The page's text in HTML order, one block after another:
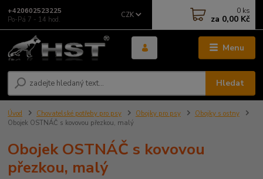
Menu
CZK
Hledat
+420602523225
Po-Pá 7 - 14 hod.
0 ks
za 0,00 Kč
Úvod Chovatelské potřeby pro psy Obojky pro psy
Obojky s ostny
Obojek OSTNÁČ s kovovou přezkou, malý
Obojek OSTNÁČ s kovovou
přezkou, malý